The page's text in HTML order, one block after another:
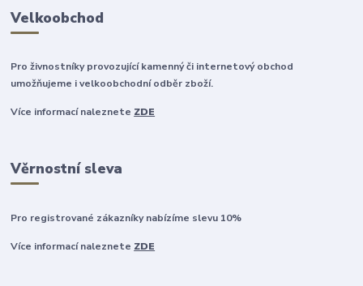
Velkoobchod
Pro živnostníky provozující kamenný či internetový obchod
umožňujeme i velkoobchodní odběr zboží.
Více informací naleznete ZDE
Věrnostní sleva
Pro registrované zákazníky nabízíme slevu 10%
Více informací naleznete ZDE